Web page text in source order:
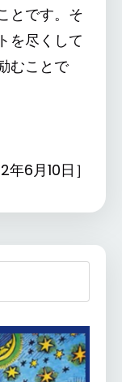
とです。そ
を尽くして
むことで
年6月10日］